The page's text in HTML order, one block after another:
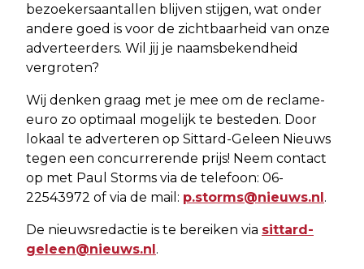
bezoekersaantallen blijven stijgen, wat onder
andere goed is voor de zichtbaarheid van onze
adverteerders. Wil jij je naamsbekendheid
vergroten?
Wij denken graag met je mee om de reclame-
euro zo optimaal mogelijk te besteden. Door
lokaal te adverteren op Sittard-Geleen Nieuws
tegen een concurrerende prijs! Neem contact
op met Paul Storms via de telefoon: 06-
22543972 of via de mail: p.storms@nieuws.nl.
De nieuwsredactie is te bereiken via sittard-
geleen@nieuws.nl.